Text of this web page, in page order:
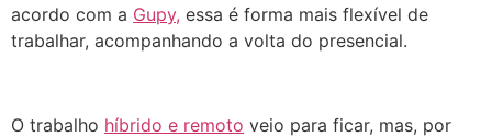
acordo com a Gupy, essa é forma mais flexível de
trabalhar, acompanhando a volta do presencial.
O trabalho híbrido e remoto veio para ficar, mas, por